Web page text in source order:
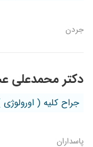
جردن
دکتر محمدعلی
جراح کلیه (
پاسداران